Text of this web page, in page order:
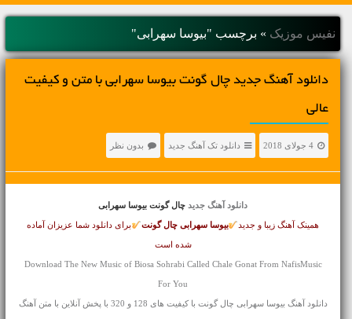
نفیس موزیک » برچسب "بیوسا سهرابی"
دانلود آهنگ جديد چال گونت بیوسا سهرابی با متن و کیفیت
عالی
4 جولای 2018 دانلود تک آهنگ جدید بدون نظر
دانلود آهنگ جدید چال گونت بیوسا سهرابی
همینک آهنگ زیبا و جدید بیوسا سهرابی چال گونت برای دانلود شما عزیزان آماده
شده است
Download The New Music of Biosa Sohrabi Called Chale Gonat From NafisMusic
For You
دانلود آهنگ بیوسا سهرابی چال گونت با کیفیت های 128 و 320 با پخش آنلاین با متن آهنگ